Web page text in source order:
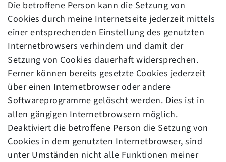
Die betroffene Person kann die Setzung von
Cookies durch meine Internetseite jederzeit mittels
einer entsprechenden Einstellung des genutzten
Internetbrowsers verhindern und damit der
Setzung von Cookies dauerhaft widersprechen.
Ferner können bereits gesetzte Cookies jederzeit
über einen Internetbrowser oder andere
Softwareprogramme gelöscht werden. Dies ist in
allen gängigen Internetbrowsern möglich.
Deaktiviert die betroffene Person die Setzung von
Cookies in dem genutzten Internetbrowser, sind
unter Umständen nicht alle Funktionen meiner